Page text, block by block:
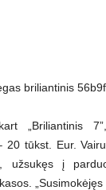
„Briliantinis
20 tūkst. Eur.
užsukęs į